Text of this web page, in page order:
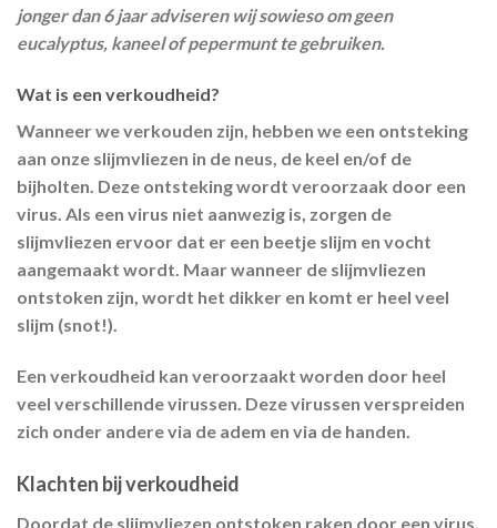
jonger dan 6 jaar adviseren wij sowieso om geen
eucalyptus, kaneel of pepermunt te gebruiken.
Wat is een verkoudheid?
Wanneer we verkouden zijn, hebben we een ontsteking
aan onze slijmvliezen in de neus, de keel en/of de
bijholten. Deze ontsteking wordt veroorzaak door een
virus. Als een virus niet aanwezig is, zorgen de
slijmvliezen ervoor dat er een beetje slijm en vocht
aangemaakt wordt. Maar wanneer de slijmvliezen
ontstoken zijn, wordt het dikker en komt er heel veel
slijm (snot!).
Een verkoudheid kan veroorzaakt worden door heel
veel verschillende virussen. Deze virussen verspreiden
zich onder andere via de adem en via de handen.
Klachten bij verkoudheid
Doordat de slijmvliezen ontstoken raken door een virus,